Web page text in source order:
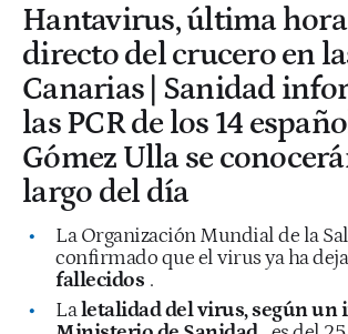
Hantavirus, última
directo del crucero en
Canarias | Sanidad
las PCR de los 14
Gómez Ulla se
largo del día
La Organización Mundial de la
confirmado que el virus ya ha
fallecidos .
Laletalidad del virus, según un